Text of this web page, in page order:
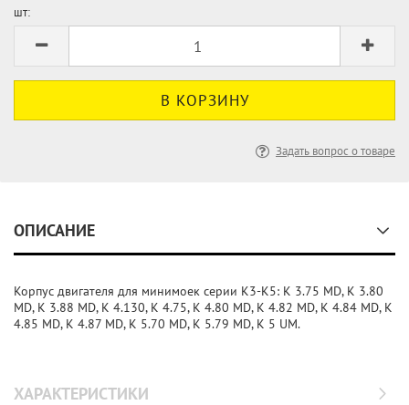
шт:
Задать вопрос о товаре
ОПИСАНИЕ
Корпус двигателя для минимоек серии K3-K5: K 3.75 MD, K 3.80
MD, K 3.88 MD, K 4.130, K 4.75, K 4.80 MD, K 4.82 MD, K 4.84 MD, K
4.85 MD, K 4.87 MD, K 5.70 MD, K 5.79 MD, K 5 UM.
ХАРАКТЕРИСТИКИ